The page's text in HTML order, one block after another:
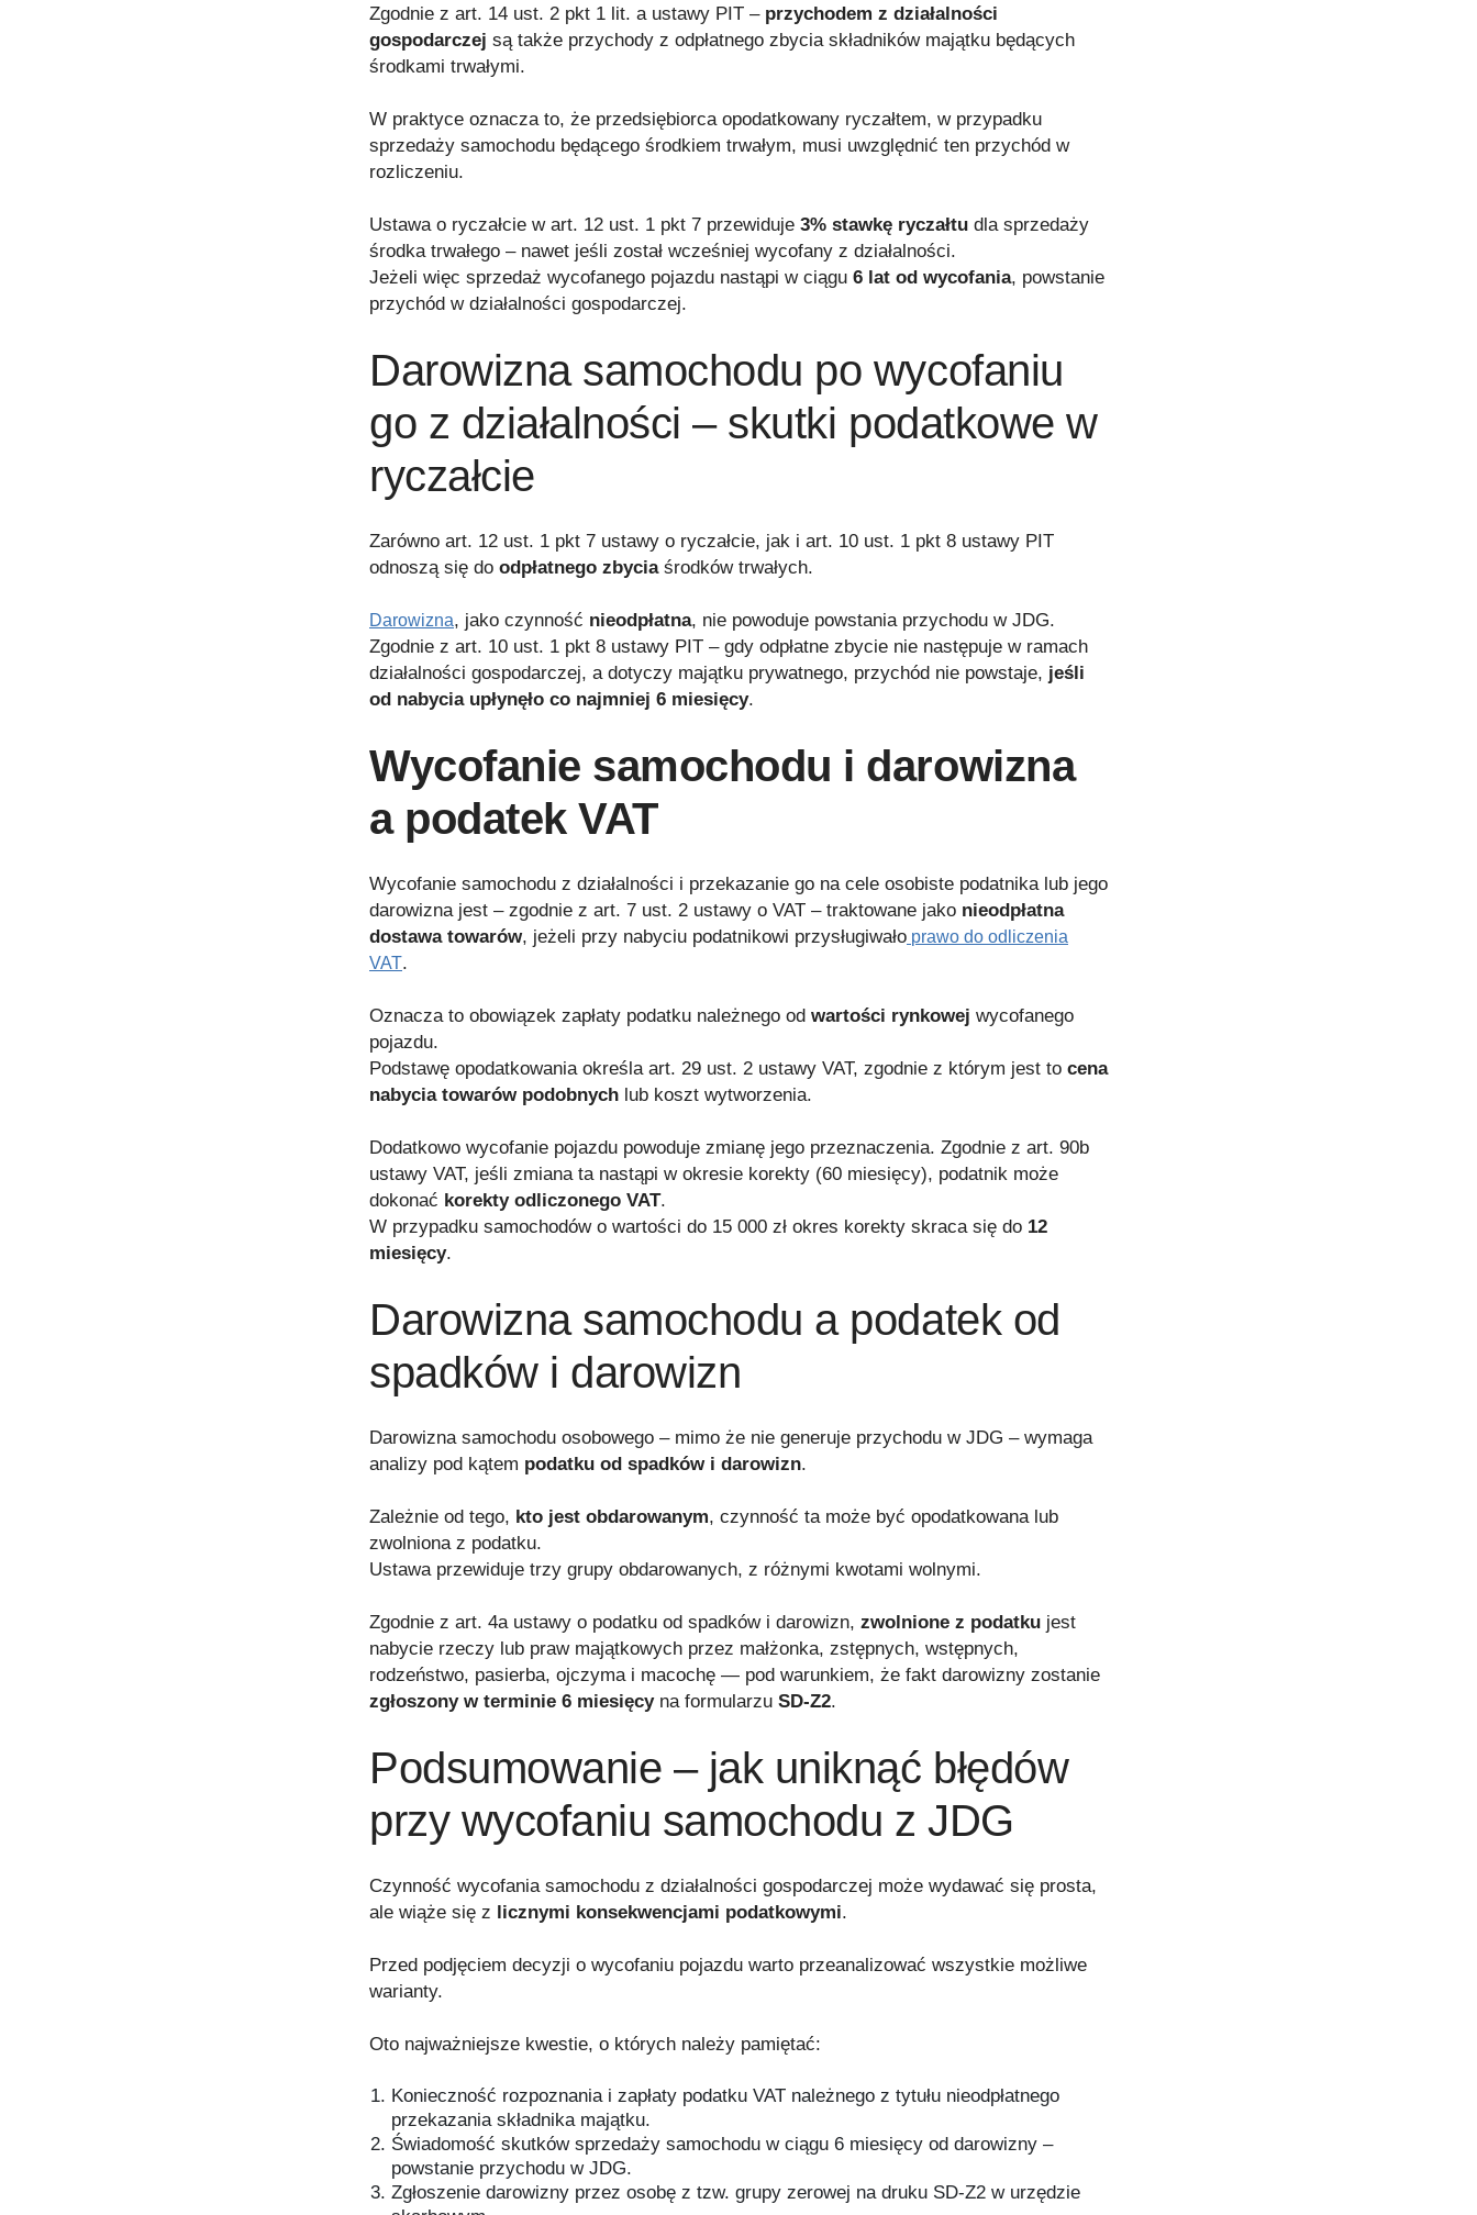
Zgodnie z art. 14 ust. 2 pkt 1 lit. a ustawy PIT – przychodem z działalności
gospodarczej są także przychody z odpłatnego zbycia składników majątku będących
środkami trwałymi.
W praktyce oznacza to, że przedsiębiorca opodatkowany ryczałtem, w przypadku
sprzedaży samochodu będącego środkiem trwałym, musi uwzględnić ten przychód w
rozliczeniu.
Ustawa o ryczałcie w art. 12 ust. 1 pkt 7 przewiduje 3% stawkę ryczałtu dla sprzedaży
środka trwałego – nawet jeśli został wcześniej wycofany z działalności.
Jeżeli więc sprzedaż wycofanego pojazdu nastąpi w ciągu 6 lat od wycofania, powstanie
przychód w działalności gospodarczej.
Darowizna samochodu po wycofaniu
go z działalności – skutki podatkowe w
ryczałcie
Zarówno art. 12 ust. 1 pkt 7 ustawy o ryczałcie, jak i art. 10 ust. 1 pkt 8 ustawy PIT
odnoszą się do odpłatnego zbycia środków trwałych.
Darowizna, jako czynność nieodpłatna, nie powoduje powstania przychodu w JDG.
Zgodnie z art. 10 ust. 1 pkt 8 ustawy PIT – gdy odpłatne zbycie nie następuje w ramach
działalności gospodarczej, a dotyczy majątku prywatnego, przychód nie powstaje, jeśli
od nabycia upłynęło co najmniej 6 miesięcy.
Wycofanie samochodu i darowizna
a podatek VAT
Wycofanie samochodu z działalności i przekazanie go na cele osobiste podatnika lub jego
darowizna jest – zgodnie z art. 7 ust. 2 ustawy o VAT – traktowane jako nieodpłatna
dostawa towarów, jeżeli przy nabyciu podatnikowi przysługiwało prawo do odliczenia
VAT.
Oznacza to obowiązek zapłaty podatku należnego od wartości rynkowej wycofanego
pojazdu.
Podstawę opodatkowania określa art. 29 ust. 2 ustawy VAT, zgodnie z którym jest to cena
nabycia towarów podobnych lub koszt wytworzenia.
Dodatkowo wycofanie pojazdu powoduje zmianę jego przeznaczenia. Zgodnie z art. 90b
ustawy VAT, jeśli zmiana ta nastąpi w okresie korekty (60 miesięcy), podatnik może
dokonać korekty odliczonego VAT.
W przypadku samochodów o wartości do 15 000 zł okres korekty skraca się do 12
miesięcy.
Darowizna samochodu a podatek od
spadków i darowizn
Darowizna samochodu osobowego – mimo że nie generuje przychodu w JDG – wymaga
analizy pod kątem podatku od spadków i darowizn.
Zależnie od tego, kto jest obdarowanym, czynność ta może być opodatkowana lub
zwolniona z podatku.
Ustawa przewiduje trzy grupy obdarowanych, z różnymi kwotami wolnymi.
Zgodnie z art. 4a ustawy o podatku od spadków i darowizn, zwolnione z podatku jest
nabycie rzeczy lub praw majątkowych przez małżonka, zstępnych, wstępnych,
rodzeństwo, pasierba, ojczyma i macochę — pod warunkiem, że fakt darowizny zostanie
zgłoszony w terminie 6 miesięcy na formularzu SD-Z2.
Podsumowanie – jak uniknąć błędów
przy wycofaniu samochodu z JDG
Czynność wycofania samochodu z działalności gospodarczej może wydawać się prosta,
ale wiąże się z licznymi konsekwencjami podatkowymi.
Przed podjęciem decyzji o wycofaniu pojazdu warto przeanalizować wszystkie możliwe
warianty.
Oto najważniejsze kwestie, o których należy pamiętać:
Konieczność rozpoznania i zapłaty podatku VAT należnego z tytułu nieodpłatnego
przekazania składnika majątku.
Świadomość skutków sprzedaży samochodu w ciągu 6 miesięcy od darowizny –
powstanie przychodu w JDG.
Zgłoszenie darowizny przez osobę z tzw. grupy zerowej na druku SD-Z2 w urzędzie